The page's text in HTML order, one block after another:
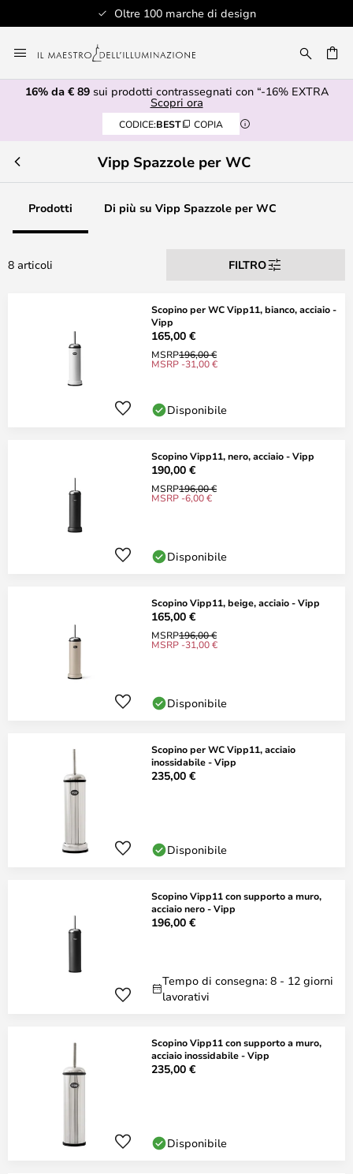
Oltre 100 marche di design
al
contenuto
16% da € 89sui prodotti contrassegnati con “-16% EXTRA
Scopri ora
CODICE:BEST COPIA
Vipp Spazzole per WC
Prodotti Di più su Vipp Spazzole per WC
8 articoli FILTRO
Scopino per WC Vipp11, bianco, acciaio -
Vipp
165,00 €
MSRP196,00 €
MSRP -31,00 €
Disponibile
Scopino Vipp11, nero, acciaio - Vipp
190,00 €
MSRP196,00 €
MSRP -6,00 €
Disponibile
Scopino Vipp11, beige, acciaio - Vipp
165,00 €
MSRP196,00 €
MSRP -31,00 €
Disponibile
Scopino per WC Vipp11, acciaio
inossidabile - Vipp
235,00 €
Disponibile
Scopino Vipp11 con supporto a muro,
acciaio nero - Vipp
196,00 €
Tempo di consegna: 8 - 12 giorni
lavorativi
Scopino Vipp11 con supporto a muro,
acciaio inossidabile - Vipp
235,00 €
Disponibile